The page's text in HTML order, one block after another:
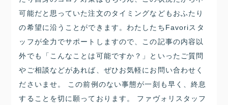
可能だと思っていた注文のタイミングなどもおふたり
の希望に沿うことができます。わたしたちFavoriスタ
ッフが全力でサポートしますので、この記事の内容以
外でも「こんなことは可能ですか？」といったご質問
やご相談などがあれば、ぜひお気軽にお問い合わせく
ださいませ。 この前例のない事態が一刻も早く、終息
することを切に願っております。 ファヴォリスタッフ